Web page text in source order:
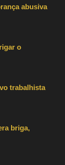
abusiva
o
trabalhista
briga,